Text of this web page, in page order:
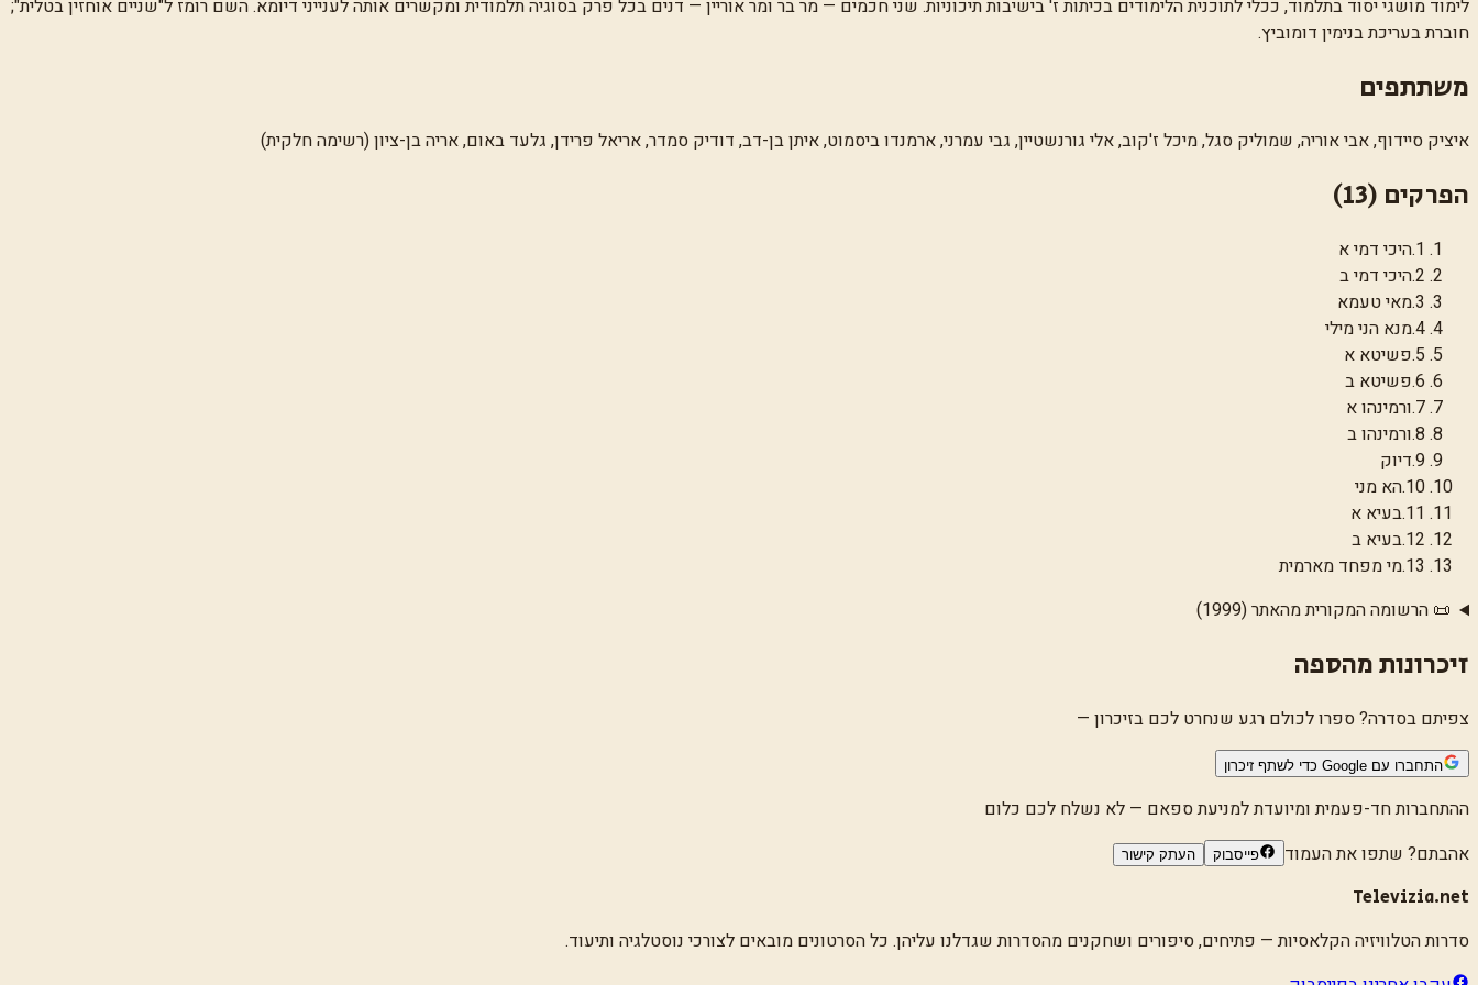
לימוד מושגי יסוד בתלמוד, ככלי לתוכנית הלימודים בכיתות ז' בישיבות תיכוניות. שני חכמים — מר בר ומר אוריין — דנים בכל פרק בסוגיה תלמודית ומקשרים אותה לענייני דיומא. השם רומז ל"שניים אוחזין בטלית";
חוברת בעריכת בנימין דומוביץ.
משתתפים
איציק סיידוף, אבי אוריה, שמוליק סגל, מיכל ז'קוב, אלי גורנשטיין, גבי עמרני, ארמנדו ביסמוט, איתן בן-דב, דודיק סמדר, אריאל פרידן, גלעד באום, אריה בן-ציון (רשימה חלקית)
הפרקים (13
)
1
.היכי דמי א
2
.היכי דמי ב
3
.מאי טעמא
4
.מנא הני מילי
5
.פשיטא א
6
.פשיטא ב
7
.ורמינהו א
8
.ורמינהו ב
9
.דיוק
10
.הא מני
11
.בעיא א
12
.בעיא ב
13
.מי מפחד מארמית
📜 הרשומה המקורית מהאתר (1999)
זיכרונות מהספה
צפיתם בסדרה? ספרו לכולם רגע שנחרט לכם בזיכרון —
התחברו עם Google כדי לשתף זיכרון
ההתחברות חד-פעמית ומיועדת למניעת ספאם — לא נשלח לכם כלום
אהבתם? שתפו את העמוד
פייסבוק העתק קישור
Televizia.net
סדרות הטלוויזיה הקלאסיות— פתיחים, סיפורים ושחקנים מהסדרות שגדלנו עליהן. כל הסרטונים מובאים לצורכי נוסטלגיה ותיעוד.